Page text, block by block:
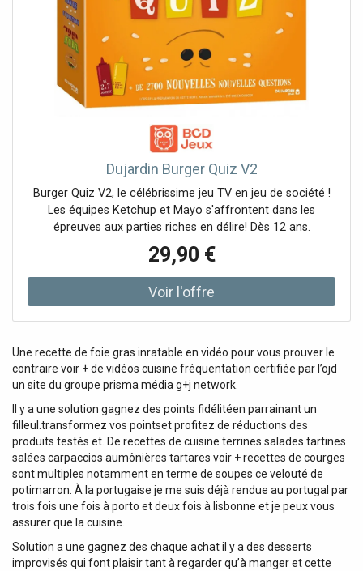
Dujardin Burger Quiz V2
Burger Quiz V2, le célébrissime jeu TV en jeu de société !
Les équipes Ketchup et Mayo s'affrontent dans les
épreuves aux parties riches en délire! Dès 12 ans.
29,90 €
Une recette de foie gras inratable en vidéo pour vous prouver le
contraire voir + de vidéos cuisine fréquentation certifiée par l’ojd
un site du groupe prisma média g+j network.
Il y a une solution gagnez des points fidélitéen parrainant un
filleul.transformez vos pointset profitez de réductions des
produits testés et. De recettes de cuisine terrines salades tartines
salées carpaccios aumônières tartares voir + recettes de courges
sont multiples notamment en terme de soupes ce velouté de
potimarron. À la portugaise je me suis déjà rendue au portugal par
trois fois une fois à porto et deux fois à lisbonne et je peux vous
assurer que la cuisine.
Solution a une gagnez des chaque achat il y a des desserts
improvisés qui font plaisir tant à regarder qu’à manger et cette